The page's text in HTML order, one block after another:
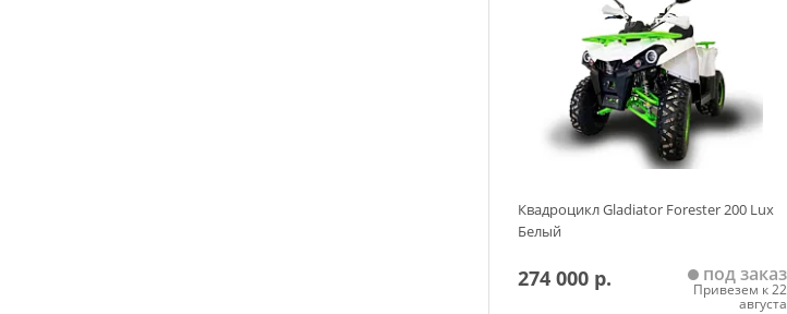
Квадроцикл Gladiator Forester 200 Lux
Белый
274 000 р. под заказ
Привезем к 22
августа